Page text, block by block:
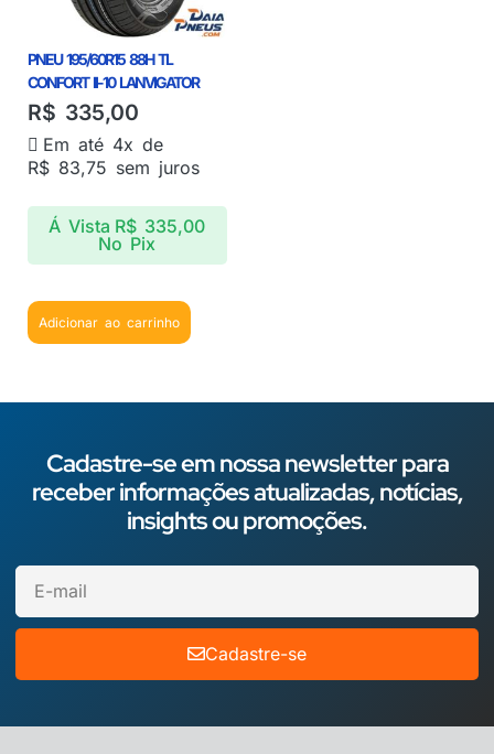
PNEU 195/60R15 88H TL
CONFORT II-10 LANVIGATOR
R$ 335,00
Em até 4x de
R$ 83,75 sem juros
Á Vista R$ 335,00
No Pix
Adicionar ao carrinho
Cadastre-se em nossa newsletter para
receber informações atualizadas, notícias,
insights ou promoções.
Cadastre-se